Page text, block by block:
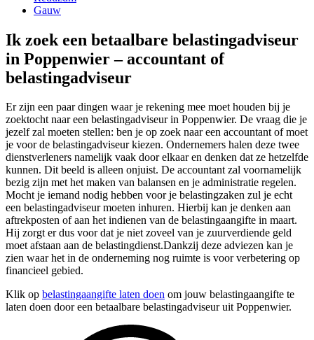
Gauw
Ik zoek een betaalbare belastingadviseur
in Poppenwier – accountant of
belastingadviseur
Er zijn een paar dingen waar je rekening mee moet houden bij je
zoektocht naar een belastingadviseur in Poppenwier. De vraag die je
jezelf zal moeten stellen: ben je op zoek naar een accountant of moet
je voor de belastingadviseur kiezen. Ondernemers halen deze twee
dienstverleners namelijk vaak door elkaar en denken dat ze hetzelfde
kunnen. Dit beeld is alleen onjuist. De accountant zal voornamelijk
bezig zijn met het maken van balansen en je administratie regelen.
Mocht je iemand nodig hebben voor je belastingzaken zul je echt
een belastingadviseur moeten inhuren. Hierbij kan je denken aan
aftrekposten of aan het indienen van de belastingaangifte in maart.
Hij zorgt er dus voor dat je niet zoveel van je zuurverdiende geld
moet afstaan aan de belastingdienst.Dankzij deze adviezen kan je
zien waar het in de onderneming nog ruimte is voor verbetering op
financieel gebied.
Klik op belastingaangifte laten doen om jouw belastingaangifte te
laten doen door een betaalbare belastingadviseur uit Poppenwier.